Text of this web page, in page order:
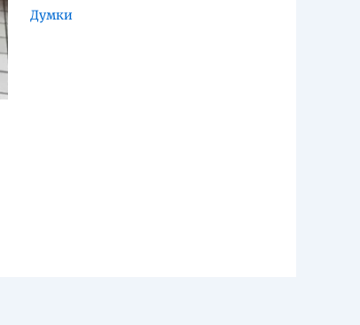
Думки